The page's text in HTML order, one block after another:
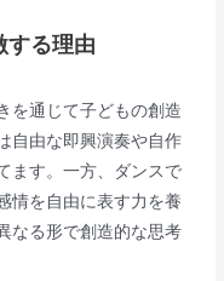
する理由
を通じて子どもの創造
自由な即興演奏や自作
ます。一方、ダンスで
情を自由に表す力を養
なる形で創造的な思考